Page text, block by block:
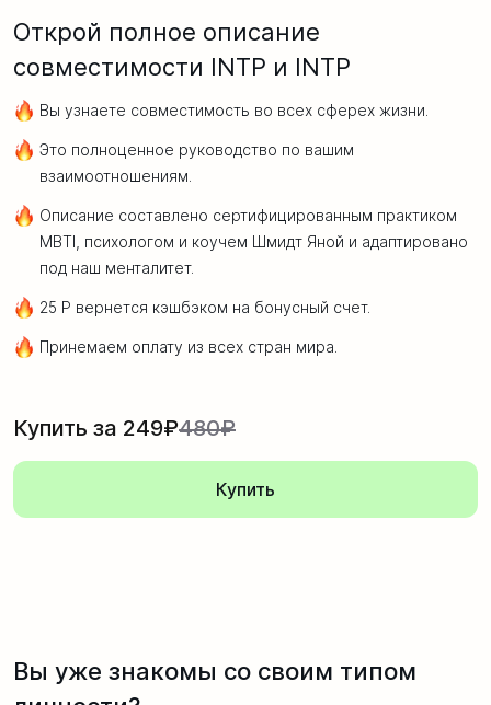
Открой полное описание
совместимости INTP и INTP
Вы узнаете совместимость во всех сферех жизни.
Это полноценное руководство по вашим
взаимоотношениям.
Описание составлено сертифицированным практиком
MBTI, психологом и коучем Шмидт Яной и адаптировано
под наш менталитет.
25 Р вернется кэшбэком на бонусный счет.
Принемаем оплату из всех стран мира.
Купить за 249₽480₽
Купить
Вы уже знакомы со своим типом